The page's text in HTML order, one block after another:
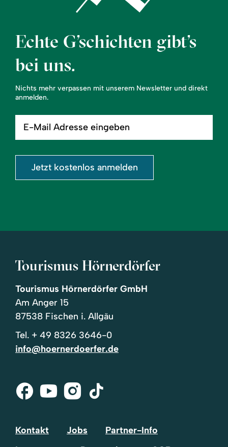
Echte G’schichten gibt’s
bei uns.
Nichts mehr verpassen mit unserem Newsletter und direkt
anmelden.
Mail
eingeben
Jetzt kostenlos anmelden
Tourismus Hörnerdörfer
Tourismus Hörnerdörfer GmbH
Am Anger 15
87538 Fischen i. Allgäu
Tel. + 49 8326 3646-0
info@hoernerdoerfer.de
Facebook
Youtube
Instagram
Tik-
Kontakt Jobs
Partner-Info